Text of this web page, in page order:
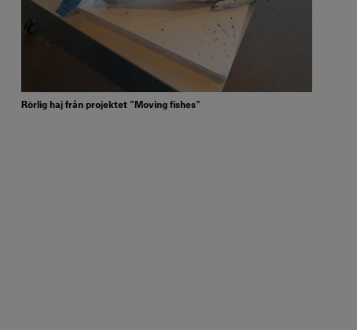
Rörlig haj från projektet "Moving fishes"